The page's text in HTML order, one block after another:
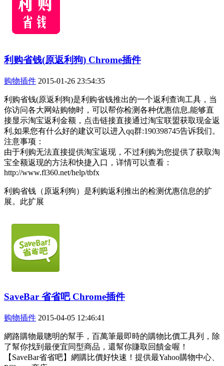
利购省钱(原返利狗) Chrome插件
购物插件 2015-01-26 23:54:35
利购省钱(原返利狗)是利购省钱推出的一个返利查询工具，当
你访问各大网站购物时，可以帮你检测各种优惠信息,能够直
接显示淘宝返利金额，点击链接直接通过淘宝联盟获取现金返
利,如果您有什么好的建议可以进入qq群:190398745告诉我们。
注意事项：
由于利购无法直接提供淘宝返现，不过利购为您提供了获取淘
宝全额返现的方法和快捷入口，详情可以查看：
http://www.fl360.net/help/tbfx
利购省钱（原返利狗）是利购返利推出的检测优惠信息的扩
展。此扩展
SaveBar 省省吧 Chrome插件
购物插件 2015-04-05 12:46:41
網路購物最聰明的幫手，百萬筆最即時的購物比價工具列，除
了幫你找到最便宜同型商品，還幫你賺取回饋金喔！
【SaveBar省省吧】網購比價好快速！提供最Yahoo購物中心、